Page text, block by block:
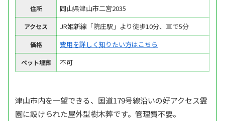
住所 岡山県津山市二宮2035
アクセス JR姫新線「院庄駅」より徒歩10分、車で5分
価格 費用を詳しく知りたい方はこちら
ペット埋葬 不可
津山市内を一望できる、国道179号線沿いの好アクセス霊
園に設けられた屋外型樹木葬です。管理費不要。